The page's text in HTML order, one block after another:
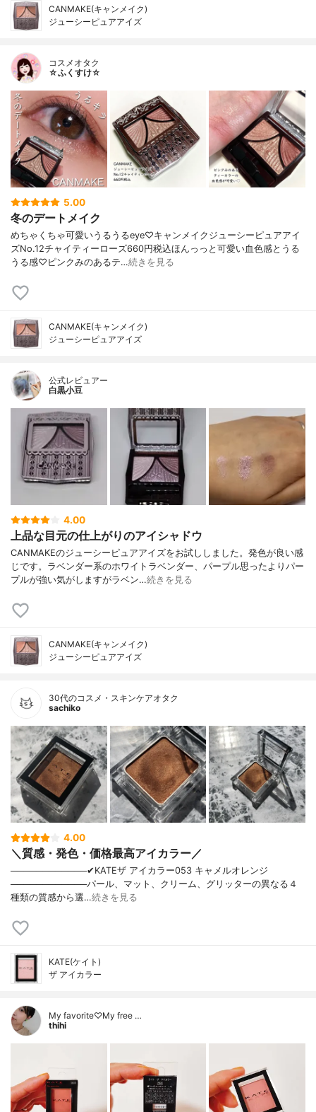
CANMAKE(キャンメイク)
ジューシーピュアアイズ
コスメオタク
☆ふくすけ☆
5.00
冬のデートメイク
めちゃくちゃ可愛いうるうるeye♡キャンメイクジューシーピュアアイ
ズNo.12チャイティーローズ660円税込ほんっっと可愛い血色感とうる
うる感♡ピンクみのあるテ…続きを見る
CANMAKE(キャンメイク)
ジューシーピュアアイズ
公式レビュアー
白黒小豆
4.00
上品な目元の仕上がりのアイシャドウ
CANMAKEのジューシーピュアアイズをお試ししました。発色が良い感
じです。ラベンダー系のホワイトラベンダー、パープル思ったよりパー
プルが強い気がしますがラベン…続きを見る
CANMAKE(キャンメイク)
ジューシーピュアアイズ
30代のコスメ・スキンケアオタク
sachiko
4.00
＼質感・発色・価格最高アイカラー／
────────────✔︎KATEザ アイカラー053 キャメルオレンジ
────────────パール、マット、クリーム、グリッターの異なる４
種類の質感から選…続きを見る
KATE(ケイト)
ザ アイカラー
My favorite♡My free …
thihi